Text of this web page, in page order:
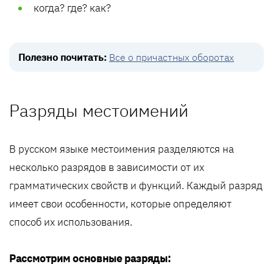
когда? где? как?
Полезно почитать: Все о причастных оборотах
Разряды местоимений
В русском языке местоимения разделяются на
несколько разрядов в зависимости от их
грамматических свойств и функций. Каждый разряд
имеет свои особенности, которые определяют
способ их использования.
Рассмотрим основные разряды: